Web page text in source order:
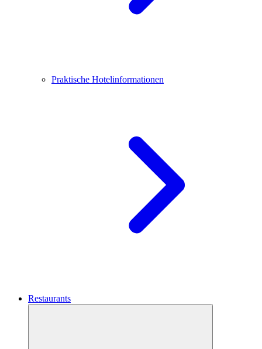
Praktische Hotelinformationen
Restaurants